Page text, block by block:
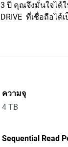
3 ปี คุณจึงมั่นใจได้
DRIVE ที่เชื่อถือได้
ความจุ
4 TB
Sequential Read